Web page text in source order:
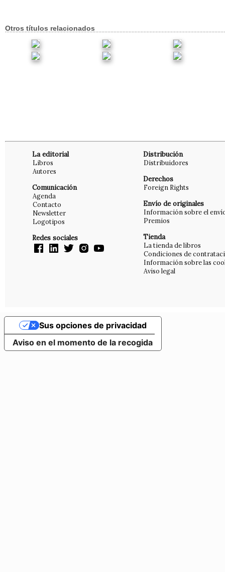
Otros títulos relacionados
La editorial
Libros
Autores
Comunicación
Agenda
Contacto
Newsletter
Logotipos
Redes sociales
Distribución
Distribuidores
Derechos
Foreign Rights
Envío de originales
Información sobre el
Premios
Tienda
La tienda de libros
Condiciones de
Información sobre las
Aviso legal
Aviso en el momento de la recogida
Sus opciones de privacidad